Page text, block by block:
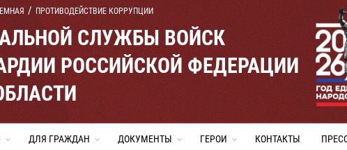
ПРОТИВОДЕЙСТВИЕ КОРРУПЦИИ
СЛУЖБЫ ВОЙСК
РОССИЙСКОЙ ФЕДЕРАЦИИ
ДЛЯ ГРАЖДАН ДОКУМЕНТЫ ГЕРОИ КОНТАКТЫ